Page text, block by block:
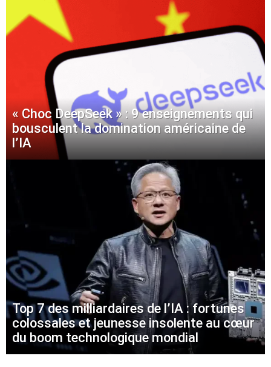
« Choc DeepSeek » : 9 enseignements qui
bousculent la domination américaine de
l’IA
Top 7 des milliardaires de l’IA : fortunes
colossales et jeunesse insolente au cœur
du boom technologique mondial